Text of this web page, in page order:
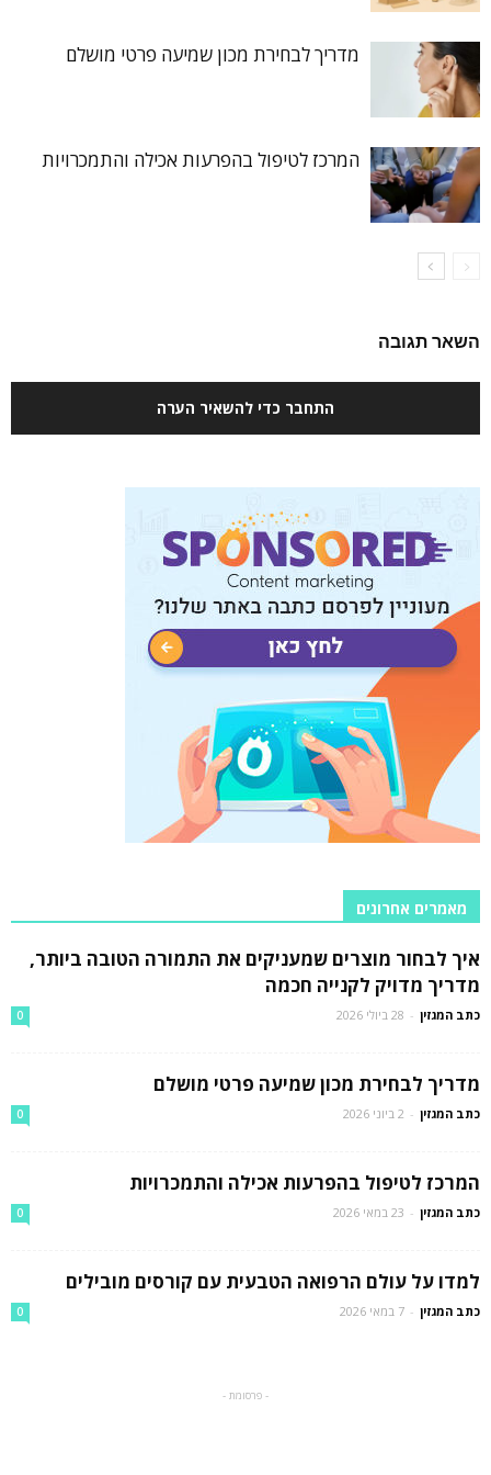
מדריך לבחירת מכון שמיעה פרטי מושלם
המרכז לטיפול בהפרעות אכילה והתמכרויות
השאר תגובה
התחבר כדי להשאיר הערה
מאמרים אחרונים
איך לבחור מוצרים שמעניקים את התמורה הטובה ביותר,
מדריך מדויק לקנייה חכמה
כתב המגזין - 28 ביולי 2026 0
מדריך לבחירת מכון שמיעה פרטי מושלם
כתב המגזין - 2 ביוני 2026 0
המרכז לטיפול בהפרעות אכילה והתמכרויות
כתב המגזין - 23 במאי 2026 0
למדו על עולם הרפואה הטבעית עם קורסים מובילים
כתב המגזין - 7 במאי 2026 0
- פרסומת -